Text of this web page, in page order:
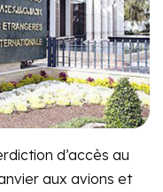
d’accès au
aux avions et